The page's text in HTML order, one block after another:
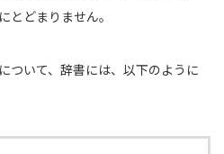
とどまりません。
ついて、辞書には、以下のように